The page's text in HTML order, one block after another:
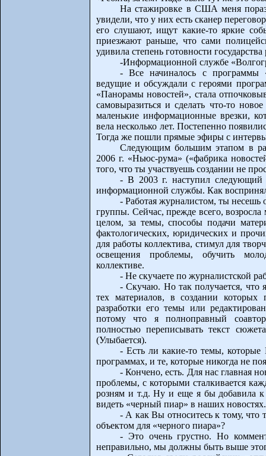
На стажировке в США меня
увидели, что у них есть сканер
его слушают, ищут какие-то яркие
приезжают раньше, что сами
удивила степень готовности
-Информационной службе
- Все начиналось с программы
ведущие и обсуждали с героями
«Панорамы новостей», стала
самовыразиться и сделать что-то
маленькие информационные врезки,
вела несколько лет. Постепенно
Тогда же пошли прямые эфиры с
Следующим большим этапом в
2006 г. «Ньюс-рума» («фабрика
того, что ты участвуешь создании не
- В 2003 г. наступил следующий
информационной службы. Как
- Работая журналистом, ты несешь
группы. Сейчас, прежде всего,
целом, за темы, способы подачи
фактологических, юридических и
для работы коллектива, стимул для
освещения проблемы, обучить
коллективе.
- Не скучаете по журналистской
- Скучаю. Но так получается, что
тех материалов, в создании
разработки его темы или
потому что я полноправный
полностью переписывать текст
(Улыбается).
- Есть ли какие-то темы, которые
программах, и те, которые никогда не
- Кончено, есть. Для нас главная
проблемы, с которыми сталкивается
розням и т.д. Ну и еще я бы добавила
видеть «черный пиар» в наших новостях.
- А как Вы относитесь к тому, что
объектом для «черного пиара»?
- Это очень грустно. Но
неправильно, мы должны быть выше